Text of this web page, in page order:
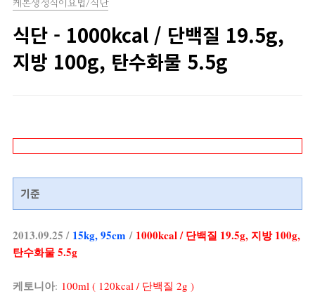
케톤생성식이요법/식단
식단 - 1000kcal / 단백질 19.5g,
지방 100g, 탄수화물 5.5g
기준
2013.09.25 / 15kg, 95cm / 1000kcal / 단백질 19.5g, 지방 100g,
탄수화물 5.5g
케토니아: 100ml ( 120kcal / 단백질 2g )